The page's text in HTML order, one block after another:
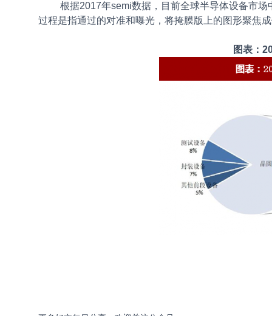
根据2017年semi数据，目前全球半导体设备市场
过程是指通过的对准和曝光，将掩膜版上的图形聚焦
图表：